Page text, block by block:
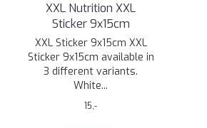
XXL Nutrition XXL
Sticker 9x15cm
XXL Sticker 9x15cm XXL
Sticker 9x15cm available in
3 different variants.
White...
15,-